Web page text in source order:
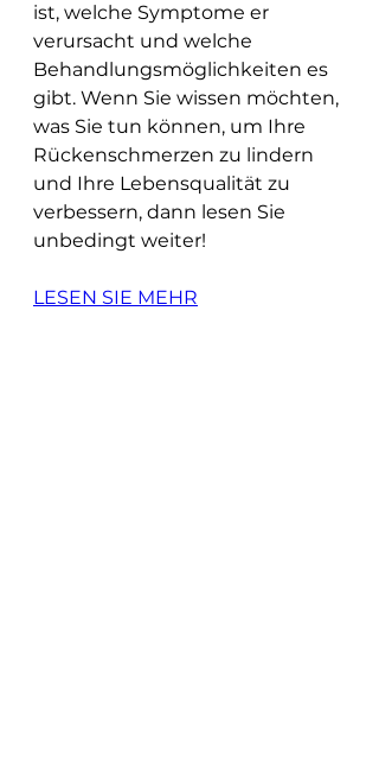
ist, welche Symptome er
verursacht und welche
Behandlungsmöglichkeiten es
gibt. Wenn Sie wissen möchten,
was Sie tun können, um Ihre
Rückenschmerzen zu lindern
und Ihre Lebensqualität zu
verbessern, dann lesen Sie
unbedingt weiter!
LESEN SIE MEHR